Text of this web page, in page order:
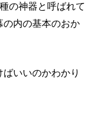
の神器と呼ばれて
の内の基本のおか
いいのかわかり